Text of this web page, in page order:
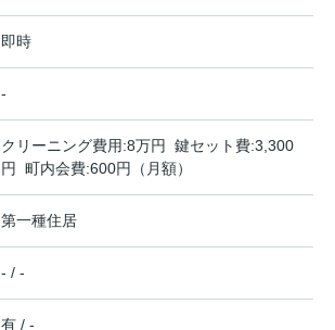
即時
-
クリーニング費用:8万円 鍵セット費:3,300
円 町内会費:600円（月額）
第一種住居
- / -
有 / -